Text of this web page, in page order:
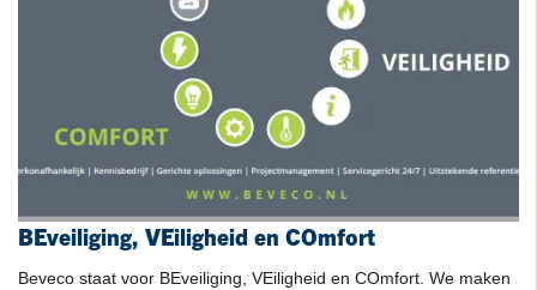
BEveiliging, VEiligheid en COmfort
Beveco staat voor BEveiliging, VEiligheid en COmfort. We maken
Oplossingen
Integratie van bestaande systemen, oplossingen op maat en
Projectmanagement
Projectmanagement is uitermate belangrijk om projecten vlot te
Duurzaam contact
We investeren graag in duurzame relaties. Vertrouwen dat is waar
Service
Referenties
Beveco is een ervaren projectorganisatie met uitstekende